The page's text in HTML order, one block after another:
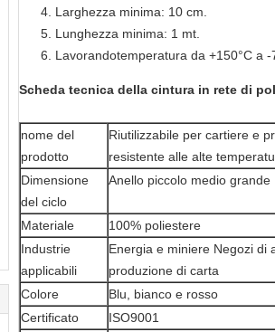
Larghezza minima: 10 cm.
Lunghezza minima: 1 mt.
Lavorandotemperatura da +150°C a -
Scheda tecnica della cintura in rete di
nome del
prodotto
Riutilizzabile per cartiere e
resistente alle alte
Dimensione
del ciclo
Anello piccolo medio grande
Materiale
100% poliestere
Industrie
applicabili
Energia e miniere Negozi di
produzione di carta
Colore
Blu, bianco e rosso
Certificato
ISO9001